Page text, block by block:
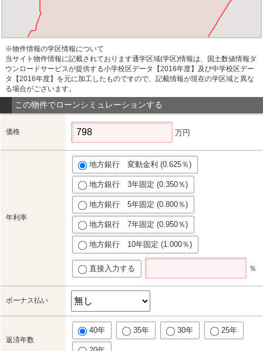
※物件情報の学区情報について
当サイト物件情報に記載されております通学区域(学区)情報は、国土数値情報ダ
ウンロードサービスが提供する小学校区データ【2016年度】及び中学校区デー
タ【2016年度】を元に加工したものですので、記載情報が現在の学区域と異な
る場合がございます。
この物件でローンシミュレーションする
価格 万円
年利率
地方銀行 変動金利 (0.625％)
地方銀行 3年固定 (0.350％)
地方銀行 5年固定 (0.800％)
地方銀行 7年固定 (0.950％)
地方銀行 10年固定 (1.000％)
直接入力する ％
ボーナス払い
返済年数
40年 35年 30年 25年